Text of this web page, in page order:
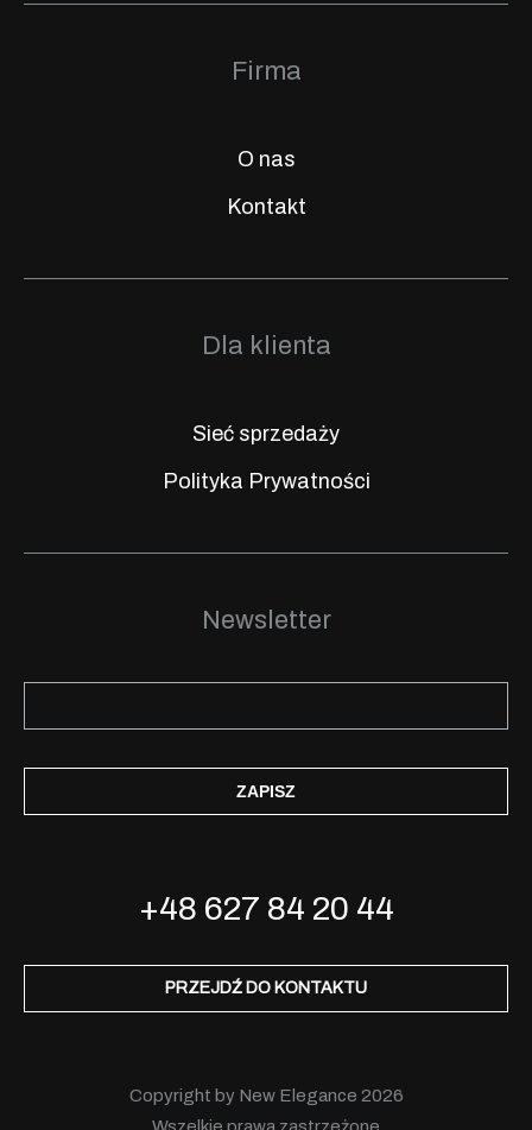
Firma
O nas
Kontakt
Dla klienta
Sieć sprzedaży
Polityka Prywatności
Newsletter
ZAPISZ
+48 627 84 20 44
PRZEJDŹ DO KONTAKTU
Copyright by New Elegance 2026